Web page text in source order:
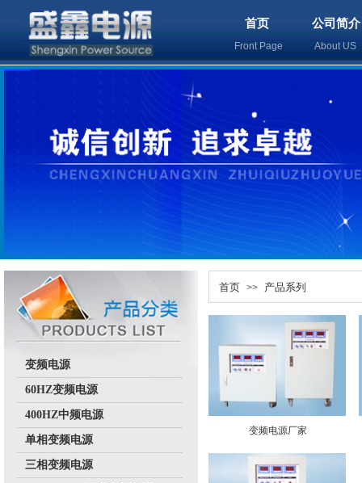
首页 公司简介
Front Page About
首页 >> 产品系列
变频电源厂家
变频电源
60HZ变频电源
400HZ中频电源
单相变频电源
三相变频电源